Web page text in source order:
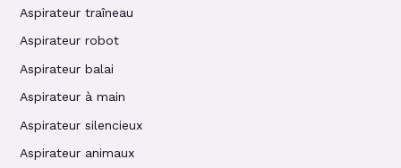
Aspirateur traîneau
Aspirateur robot
Aspirateur balai
Aspirateur à main
Aspirateur silencieux
Aspirateur animaux